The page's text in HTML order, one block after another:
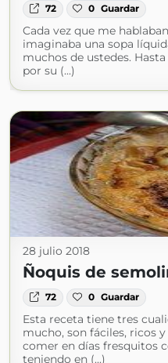
72 0 Guardar
Cada vez que me
imaginaba una sopa
muchos de ustedes.
por su (...)
28 julio 2018
Ñoquis de
72 0 Guardar
Esta receta tiene tres
mucho, son fáciles, ricos
comer en días fresquitos
teniendo en (...)